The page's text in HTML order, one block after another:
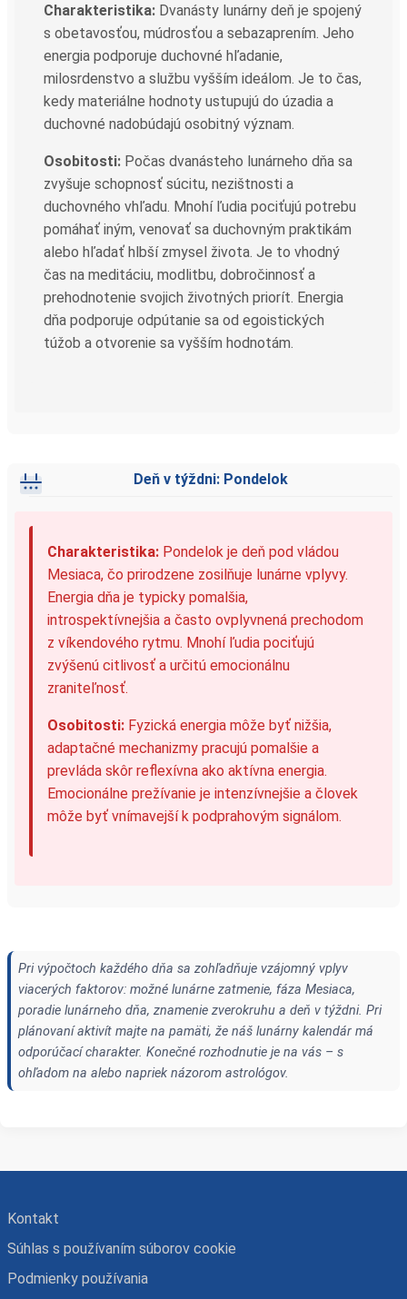
Charakteristika: Dvanásty lunárny deň je spojený
s obetavosťou, múdrosťou a sebazaprením. Jeho
energia podporuje duchovné hľadanie,
milosrdenstvo a službu vyšším ideálom. Je to čas,
kedy materiálne hodnoty ustupujú do úzadia a
duchovné nadobúdajú osobitný význam.
Osobitosti: Počas dvanásteho lunárneho dňa sa
zvyšuje schopnosť súcitu, nezištnosti a
duchovného vhľadu. Mnohí ľudia pociťujú potrebu
pomáhať iným, venovať sa duchovným praktikám
alebo hľadať hlbší zmysel života. Je to vhodný
čas na meditáciu, modlitbu, dobročinnosť a
prehodnotenie svojich životných priorít. Energia
dňa podporuje odpútanie sa od egoistických
túžob a otvorenie sa vyšším hodnotám.
Deň v týždni: Pondelok
Charakteristika: Pondelok je deň pod vládou
Mesiaca, čo prirodzene zosilňuje lunárne vplyvy.
Energia dňa je typicky pomalšia,
introspektívnejšia a často ovplyvnená prechodom
z víkendového rytmu. Mnohí ľudia pociťujú
zvýšenú citlivosť a určitú emocionálnu
zraniteľnosť.
Osobitosti: Fyzická energia môže byť nižšia,
adaptačné mechanizmy pracujú pomalšie a
prevláda skôr reflexívna ako aktívna energia.
Emocionálne prežívanie je intenzívnejšie a človek
môže byť vnímavejší k podprahovým signálom.
Pri výpočtoch každého dňa sa zohľadňuje vzájomný vplyv
viacerých faktorov: možné lunárne zatmenie, fáza Mesiaca,
poradie lunárneho dňa, znamenie zverokruhu a deň v týždni. Pri
plánovaní aktivít majte na pamäti, že náš lunárny kalendár má
odporúčací charakter. Konečné rozhodnutie je na vás – s
ohľadom na alebo napriek názorom astrológov.
Kontakt
Súhlas s používaním súborov cookie
Podmienky používania